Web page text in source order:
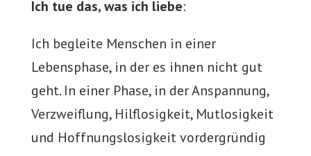
Ich tue das, was ich liebe:
Ich begleite Menschen in einer
Lebensphase, in der es ihnen nicht gut
geht. In einer Phase, in der Anspannung,
Verzweiflung, Hilflosigkeit, Mutlosigkeit
und Hoffnungslosigkeit vordergründig